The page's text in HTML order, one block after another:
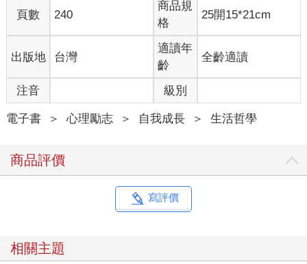
位、能力都沒有關係，關鍵在於「心的立足點」。
一個絕對安心的人生，需要人先擁有一顆「立足於絕對幸福狀態
那是一種不受任何人事物左右，無條件且穩固不變的「自我價值
感」。一種認為自己原本的樣子就很好、現在這樣就很好的感
覺。一個人只要找到這種心的立足點，就算被整個社會排除在外
也不會害怕。他們的內心狀態早就調整成「要來就來啊，歡迎排
擠我」的豁達。當心的立足點不同，看出去的世界與樣貌也將徹
把「自己的心」當作內在依靠，有著天壤之別。
「社會的認同是不可或缺的」、「要與別人比較」、「別人會怎
麼看我？」這些想法其實都是一種心的立足點。
起來如何」，習慣透過「別人或社會的視角」來看自己。正因為
頁數 240
商品規
格
25開15*21cm
出版地 台灣
適讀年
齡
全齡適讀
注音 級別
電子書 ＞ 心理勵志 ＞ 自我成長 ＞ 生活哲學
商品評價
寫評價
相關主題